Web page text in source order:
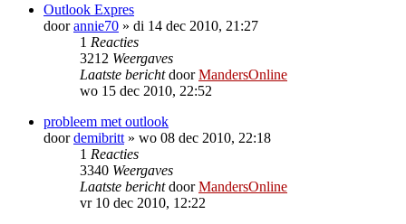
Outlook Expres
doorannie70 » di 14 dec 2010, 21:27
1 Reacties
3212 Weergaves
Laatste berichtdoorMandersOnline
wo 15 dec 2010, 22:52
probleem met outlook
doordemibritt » wo 08 dec 2010, 22:18
1 Reacties
3340 Weergaves
Laatste berichtdoorMandersOnline
vr 10 dec 2010, 12:22